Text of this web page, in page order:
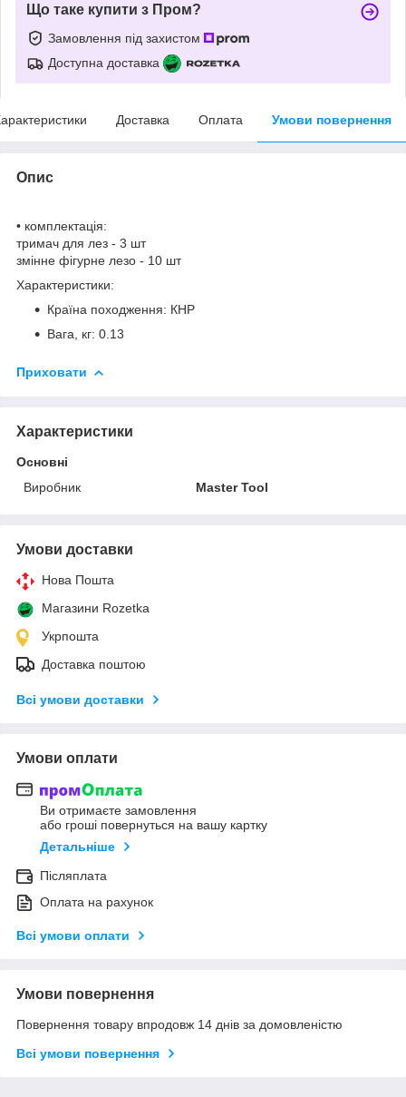
Що таке купити з Пром?
Замовлення під захистом
Доступна доставка
Доставка Оплата Умови повернення
Опис
• комплектація:
тримач для лез - 3 шт
змінне фігурне лезо - 10 шт
Характеристики:
Країна походження: КНР
Вага, кг: 0.13
Приховати
Характеристики
Основні
Виробник
Master Tool
Умови доставки
Нова Пошта
Магазини Rozetka
Укрпошта
Доставка поштою
Всі умови доставки
Умови оплати
Ви отримаєте замовлення
або гроші повернуться на вашу картку
Детальніше
Післяплата
Оплата на рахунок
Всі умови оплати
Умови повернення
Повернення товару впродовж 14 днів за домовленістю
Всі умови повернення